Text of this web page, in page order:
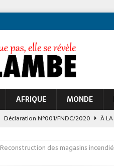
AFRIQUE MONDE
Déclaration N°001/FNDC/2020
À
Reconstruction des magasins